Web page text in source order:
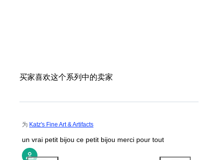
买家喜欢这个系列中的卖家
为 Katz's Fine Art & Artifacts
un vrai petit bijou ce petit bijou merci pour tout